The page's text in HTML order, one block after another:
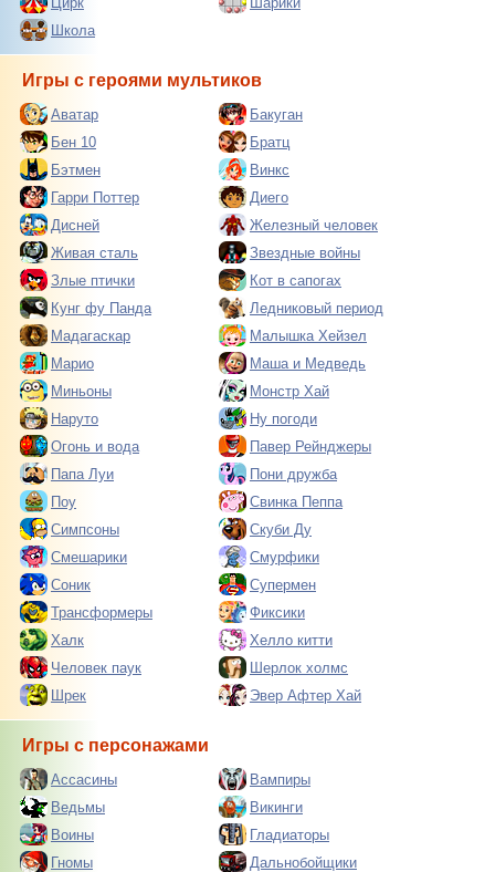
Школа
Игры с героями мультиков
Аватар
Бакуган
Бен 10
Братц
Бэтмен
Винкс
Гарри Поттер
Диего
Дисней
Железный человек
Живая сталь
Звездные войны
Злые птички
Кот в сапогах
Кунг фу Панда
Ледниковый период
Мадагаскар
Малышка Хейзел
Марио
Маша и Медведь
Миньоны
Монстр Хай
Наруто
Ну погоди
Огонь и вода
Павер Рейнджеры
Папа Луи
Пони дружба
Поу
Свинка Пеппа
Симпсоны
Скуби Ду
Смешарики
Смурфики
Соник
Супермен
Трансформеры
Фиксики
Халк
Хелло китти
Человек паук
Шерлок холмс
Шрек
Эвер Афтер Хай
Игры с персонажами
Ассасины
Вампиры
Ведьмы
Викинги
Воины
Гладиаторы
Гномы
Дальнобойщики